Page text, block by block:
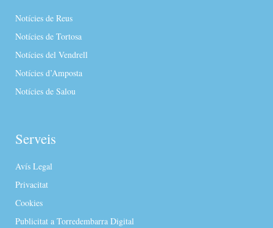
Notícies de Reus
Notícies de Tortosa
Notícies del Vendrell
Notícies d’Amposta
Notícies de Salou
Serveis
Avís Legal
Privacitat
Cookies
Publicitat a Torredembarra Digital